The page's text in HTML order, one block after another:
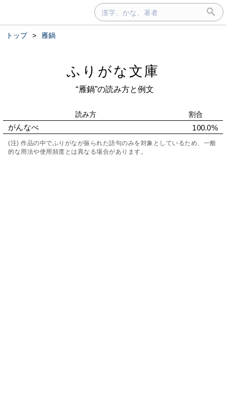
トップ > 雁鍋
ふりがな文庫
“雁鍋”の読み方と例文
読み方 割合
がんなべ 100.0%
(注) 作品の中でふりがなが振られた語句のみを対象としているため、一般
的な用法や使用頻度とは異なる場合があります。